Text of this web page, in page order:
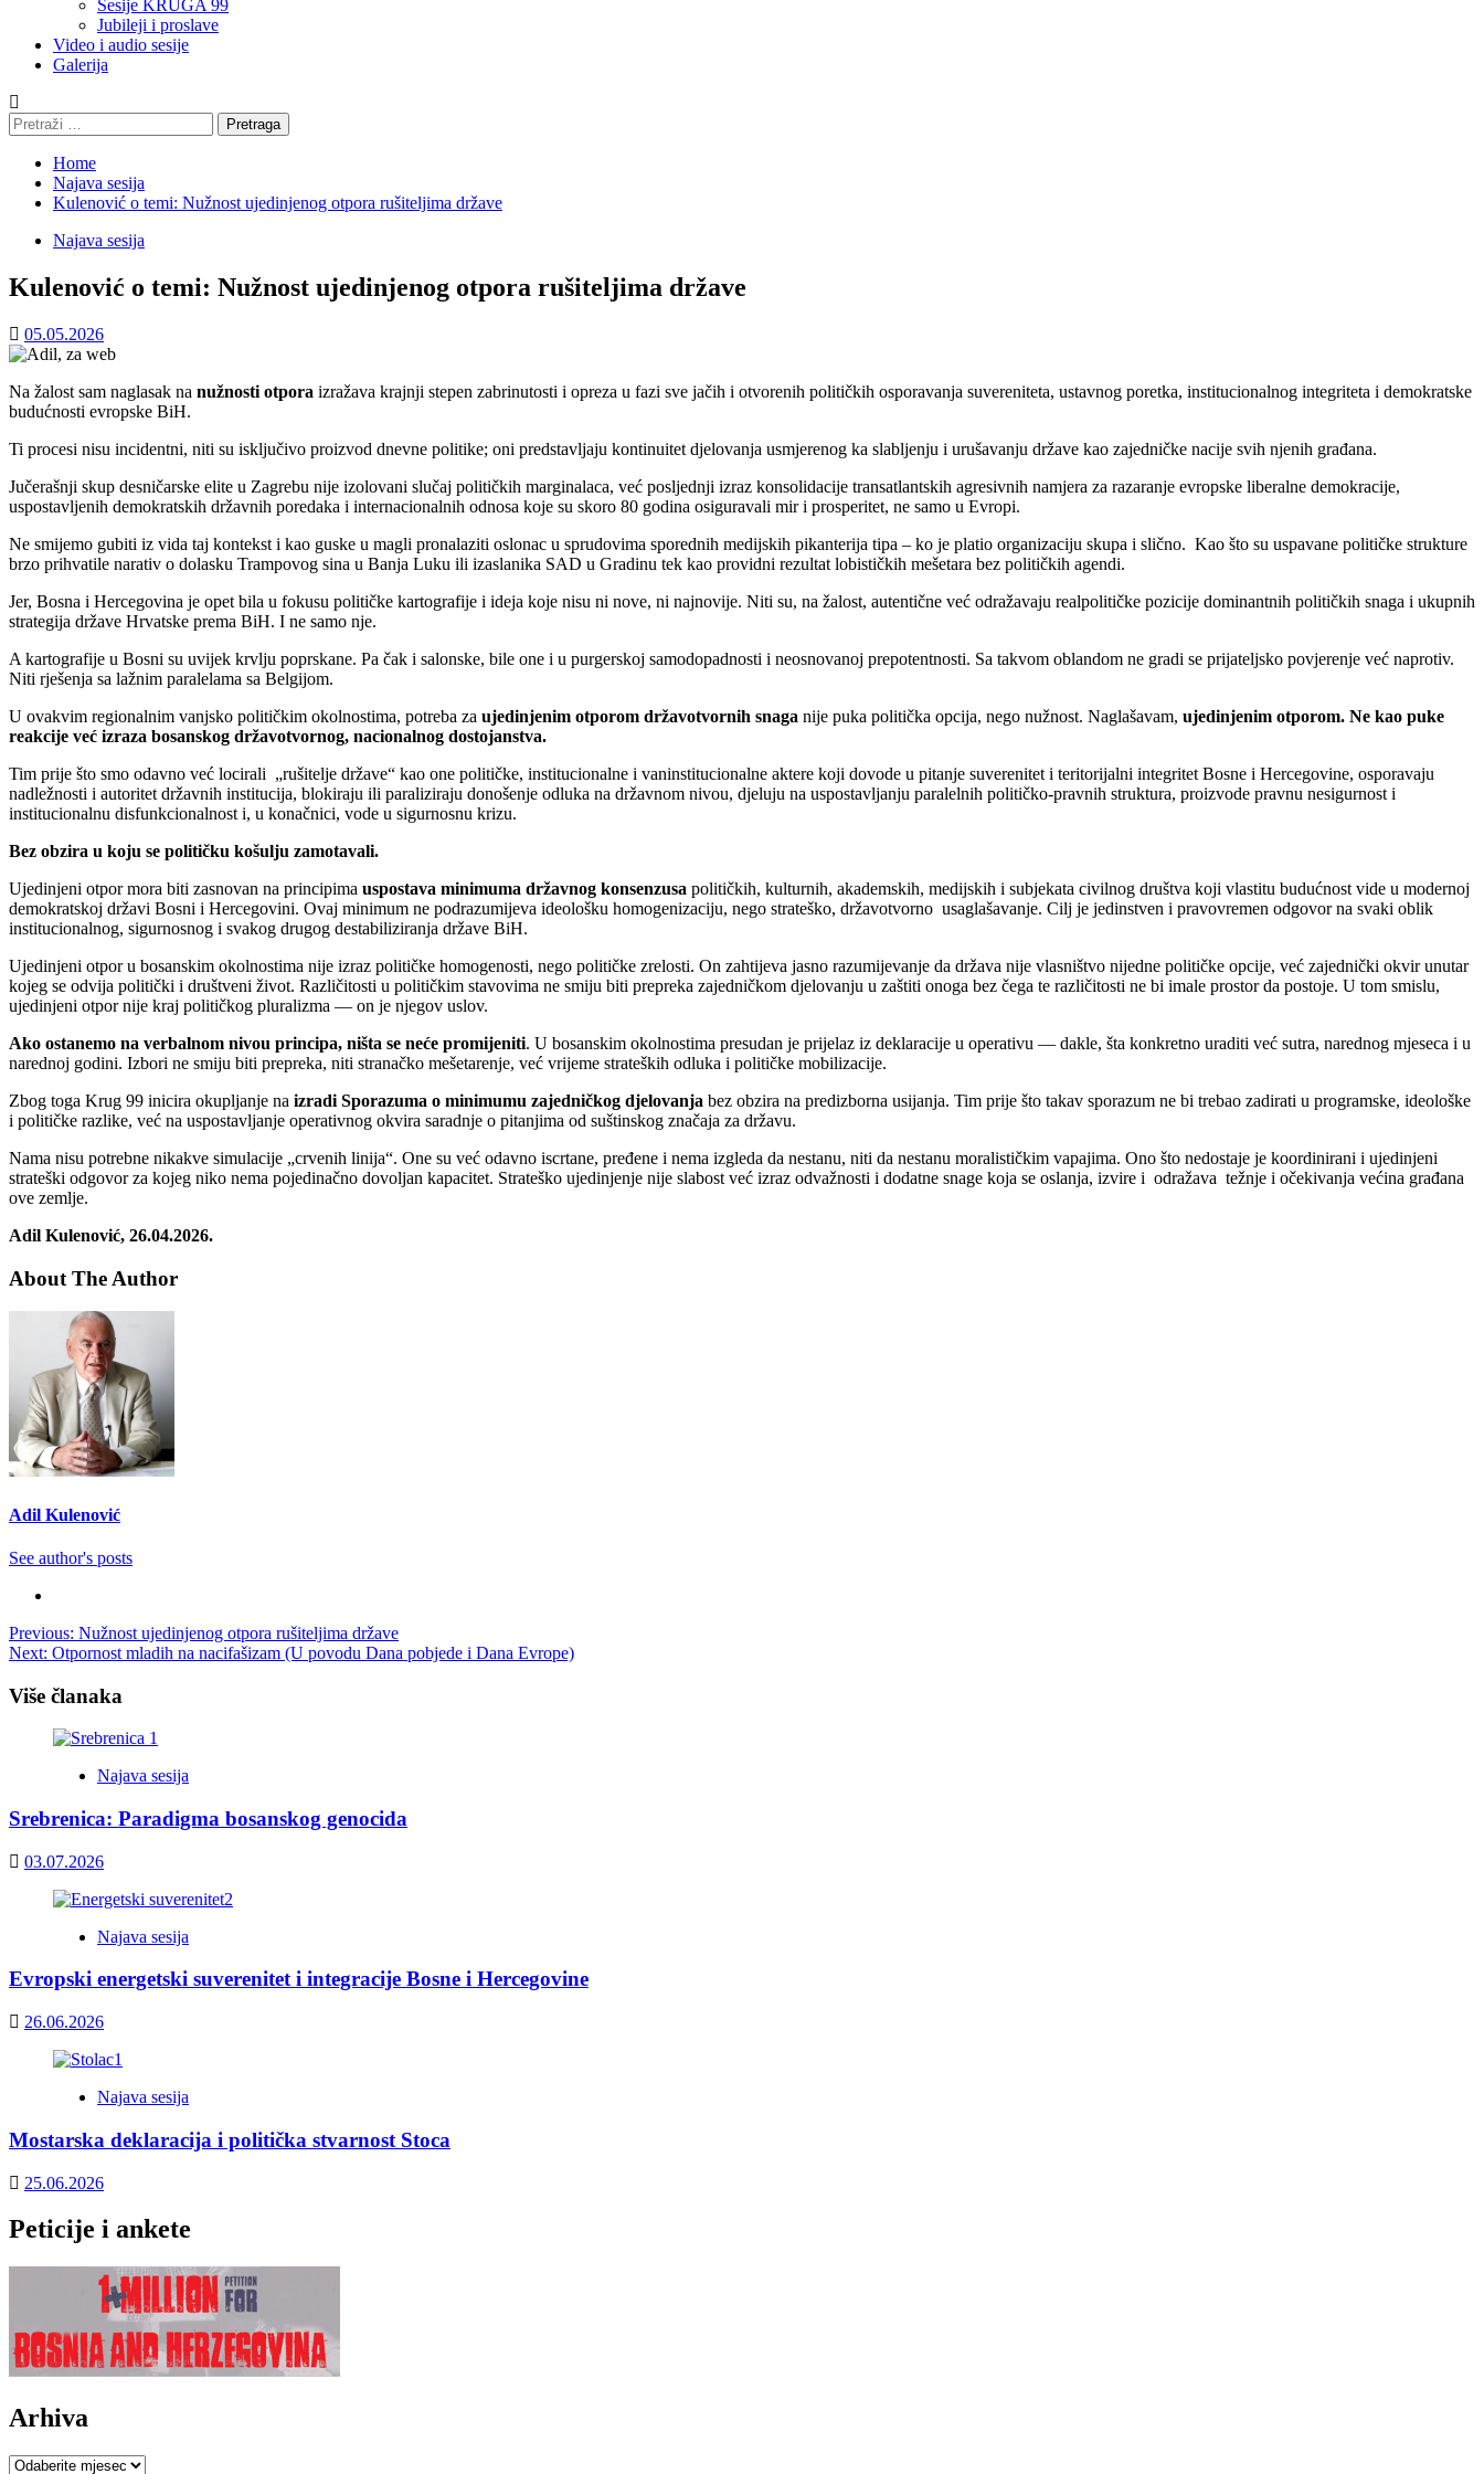
Sesije KRUGA 99
Jubileji i proslave
Video i audio sesije
Galerija
Pretraga:
Home
Najava sesija
Kulenović o temi: Nužnost ujedinjenog otpora rušiteljima države
Najava sesija
Kulenović o temi: Nužnost ujedinjenog otpora rušiteljima države
05.05.2026
Na žalost sam naglasak na nužnosti otpora izražava krajnji stepen zabrinutosti i opreza u fazi sve jačih i otvorenih političkih osporavanja suvereniteta, ustavnog poretka, institucionalnog integriteta i demokratske
budućnosti evropske BiH.
Ti procesi nisu incidentni, niti su isključivo proizvod dnevne politike; oni predstavljaju kontinuitet djelovanja usmjerenog ka slabljenju i urušavanju države kao zajedničke nacije svih njenih građana.
Jučerašnji skup desničarske elite u Zagrebu nije izolovani slučaj političkih marginalaca, već posljednji izraz konsolidacije transatlantskih agresivnih namjera za razaranje evropske liberalne demokracije,
uspostavljenih demokratskih državnih poredaka i internacionalnih odnosa koje su skoro 80 godina osiguravali mir i prosperitet, ne samo u Evropi.
Ne smijemo gubiti iz vida taj kontekst i kao guske u magli pronalaziti oslonac u sprudovima sporednih medijskih pikanterija tipa – ko je platio organizaciju skupa i slično. Kao što su uspavane političke strukture
brzo prihvatile narativ o dolasku Trampovog sina u Banja Luku ili izaslanika SAD u Gradinu tek kao providni rezultat lobističkih mešetara bez političkih agendi.
Jer, Bosna i Hercegovina je opet bila u fokusu političke kartografije i ideja koje nisu ni nove, ni najnovije. Niti su, na žalost, autentične već odražavaju realpolitičke pozicije dominantnih političkih snaga i ukupnih
strategija države Hrvatske prema BiH. I ne samo nje.
A kartografije u Bosni su uvijek krvlju poprskane. Pa čak i salonske, bile one i u purgerskoj samodopadnosti i neosnovanoj prepotentnosti. Sa takvom oblandom ne gradi se prijateljsko povjerenje već naprotiv.
Niti rješenja sa lažnim paralelama sa Belgijom.
U ovakvim regionalnim vanjsko političkim okolnostima, potreba za ujedinjenim otporom državotvornih snaga nije puka politička opcija, nego nužnost. Naglašavam, ujedinjenim otporom. Ne kao puke
reakcije već izraza bosanskog državotvornog, nacionalnog dostojanstva.
Tim prije što smo odavno već locirali „rušitelje države“ kao one političke, institucionalne i vaninstitucionalne aktere koji dovode u pitanje suverenitet i teritorijalni integritet Bosne i Hercegovine, osporavaju
nadležnosti i autoritet državnih institucija, blokiraju ili paraliziraju donošenje odluka na državnom nivou, djeluju na uspostavljanju paralelnih političko-pravnih struktura, proizvode pravnu nesigurnost i
institucionalnu disfunkcionalnost i, u konačnici, vode u sigurnosnu krizu.
Bez obzira u koju se političku košulju zamotavali.
Ujedinjeni otpor mora biti zasnovan na principima uspostava minimuma državnog konsenzusa političkih, kulturnih, akademskih, medijskih i subjekata civilnog društva koji vlastitu budućnost vide u modernoj
demokratskoj državi Bosni i Hercegovini. Ovaj minimum ne podrazumijeva ideološku homogenizaciju, nego strateško, državotvorno usaglašavanje. Cilj je jedinstven i pravovremen odgovor na svaki oblik
institucionalnog, sigurnosnog i svakog drugog destabiliziranja države BiH.
Ujedinjeni otpor u bosanskim okolnostima nije izraz političke homogenosti, nego političke zrelosti. On zahtijeva jasno razumijevanje da država nije vlasništvo nijedne političke opcije, već zajednički okvir unutar
kojeg se odvija politički i društveni život. Različitosti u političkim stavovima ne smiju biti prepreka zajedničkom djelovanju u zaštiti onoga bez čega te različitosti ne bi imale prostor da postoje. U tom smislu,
ujedinjeni otpor nije kraj političkog pluralizma — on je njegov uslov.
Ako ostanemo na verbalnom nivou principa, ništa se neće promijeniti. U bosanskim okolnostima presudan je prijelaz iz deklaracije u operativu — dakle, šta konkretno uraditi već sutra, narednog mjeseca i u
narednoj godini. Izbori ne smiju biti prepreka, niti stranačko mešetarenje, već vrijeme strateških odluka i političke mobilizacije.
Zbog toga Krug 99 inicira okupljanje na izradi Sporazuma o minimumu zajedničkog djelovanja bez obzira na predizborna usijanja. Tim prije što takav sporazum ne bi trebao zadirati u programske, ideološke
i političke razlike, već na uspostavljanje operativnog okvira saradnje o pitanjima od suštinskog značaja za državu.
Nama nisu potrebne nikakve simulacije „crvenih linija“. One su već odavno iscrtane, pređene i nema izgleda da nestanu, niti da nestanu moralističkim vapajima. Ono što nedostaje je koordinirani i ujedinjeni
strateški odgovor za kojeg niko nema pojedinačno dovoljan kapacitet. Strateško ujedinjenje nije slabost već izraz odvažnosti i dodatne snage koja se oslanja, izvire i odražava težnje i očekivanja većina građana
ove zemlje.
Adil Kulenović, 26.04.2026.
About The Author
Adil Kulenović
See author's posts
Post
navigation
Previous: Nužnost ujedinjenog otpora rušiteljima države
Next: Otpornost mladih na nacifašizam (U povodu Dana pobjede i Dana Evrope)
Više članaka
Najava sesija
Srebrenica: Paradigma bosanskog genocida
03.07.2026
Najava sesija
Evropski energetski suverenitet i integracije Bosne i Hercegovine
26.06.2026
Najava sesija
Mostarska deklaracija i politička stvarnost Stoca
25.06.2026
Peticije i ankete
Arhiva
Arhiva